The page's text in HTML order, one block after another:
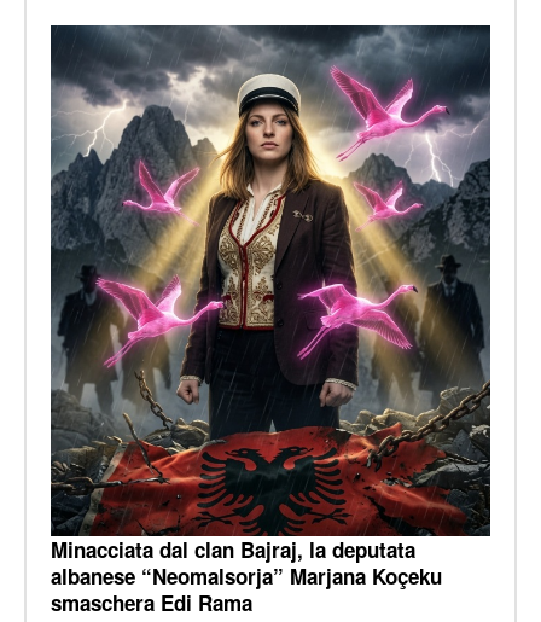
Minacciata dal clan Bajraj, la deputata
albanese “Neomalsorja” Marjana Koçeku
smaschera Edi Rama